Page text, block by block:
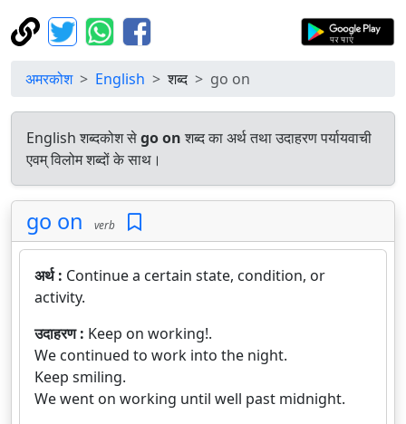
अमरकोश English शब्द go on
English शब्दकोश सेgo onशब्द का अर्थ तथा उदाहरण पर्यायवाची
एवम् विलोम शब्दों के साथ।
go on verb
अर्थ : Continue a certain state, condition, or
activity.
उदाहरण : Keep on working!.
We continued to work into the night.
Keep smiling.
We went on working until well past midnight.